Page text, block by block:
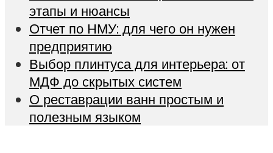
этапы и нюансы
Отчет по НМУ: для чего он нужен
предприятию
Выбор плинтуса для интерьера: от
МДФ до скрытых систем
О реставрации ванн простым и
полезным языком